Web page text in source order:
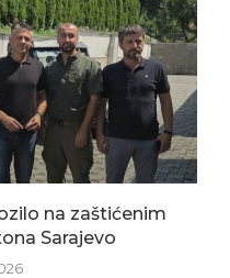
na zaštićenim
Sarajevo